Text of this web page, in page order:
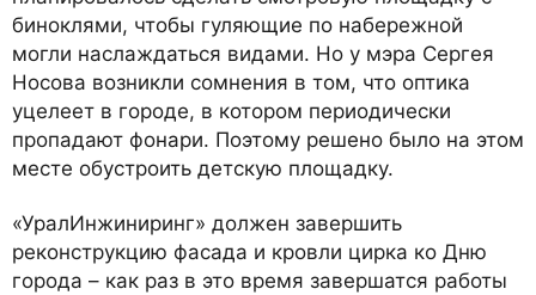
биноклями, чтобы гуляющие по набережной
могли наслаждаться видами. Но у мэра Сергея
Носова возникли сомнения в том, что оптика
уцелеет в городе, в котором периодически
пропадают фонари. Поэтому решено было на этом
месте обустроить детскую площадку.
«УралИнжиниринг» должен завершить
реконструкцию фасада и кровли цирка ко Дню
города – как раз в это время завершатся работы